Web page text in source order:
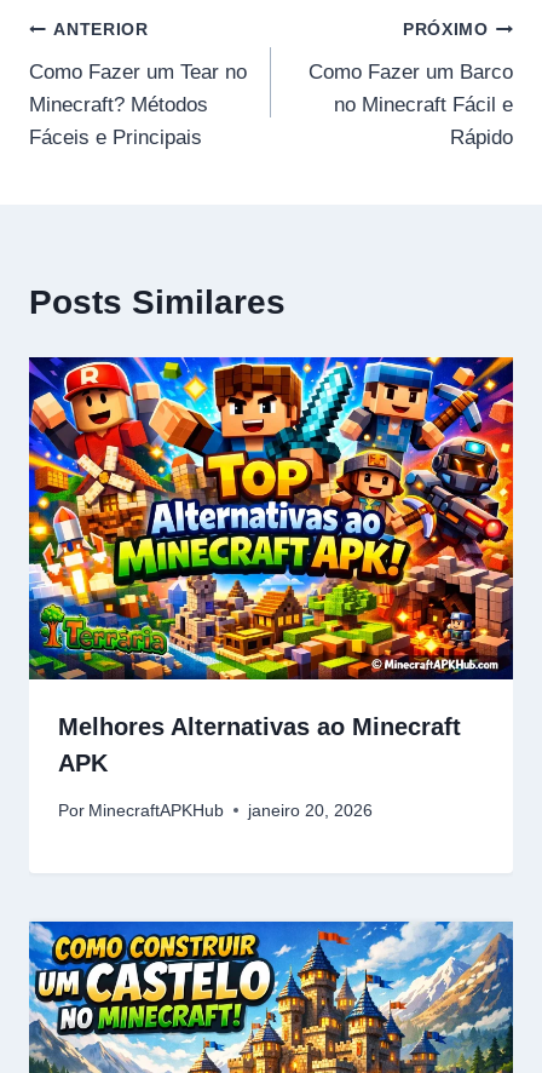
Navegação
de
Post
ANTERIOR
Como Fazer um Tear no
Minecraft? Métodos
Fáceis e Principais
PRÓXIMO
Como Fazer um Barco
no Minecraft Fácil e
Rápido
Posts Similares
Melhores Alternativas ao Minecraft
APK
Por MinecraftAPKHub janeiro 20, 2026